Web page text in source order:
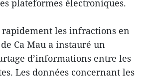
plateformes électroniques.
les infractions en
Ca Mau a instauré un
d’informations entre les
Les données concernant les